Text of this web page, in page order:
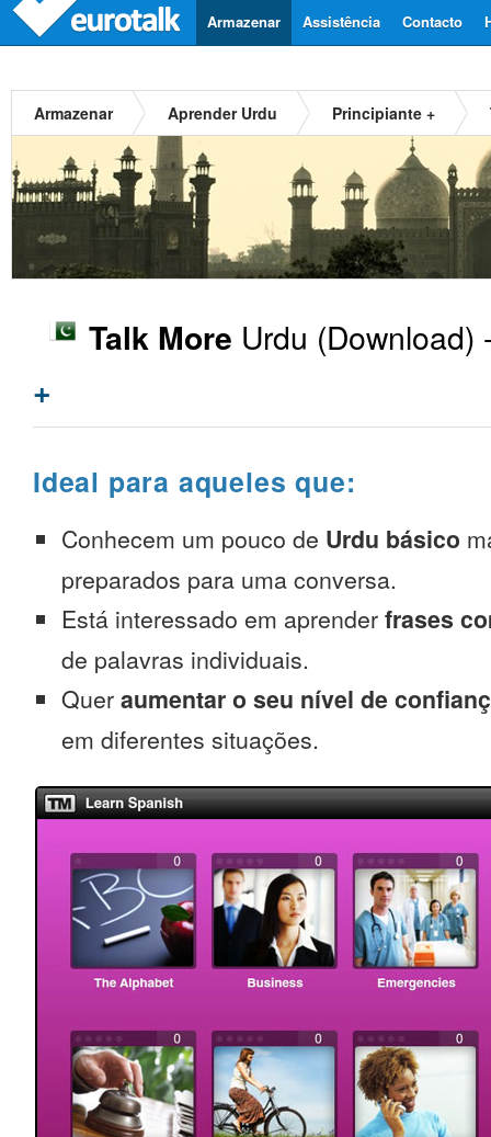
Contacto
Assistência
Armazenar
Armazenar Aprender Urdu Principiante +
Talk More Urdu (Download)
+
Ideal para aqueles que:
Conhecem um pouco de Urdu básico
preparados para uma conversa.
Está interessado em aprender frases
de palavras individuais.
Quer aumentar o seu nível de
em diferentes situações.